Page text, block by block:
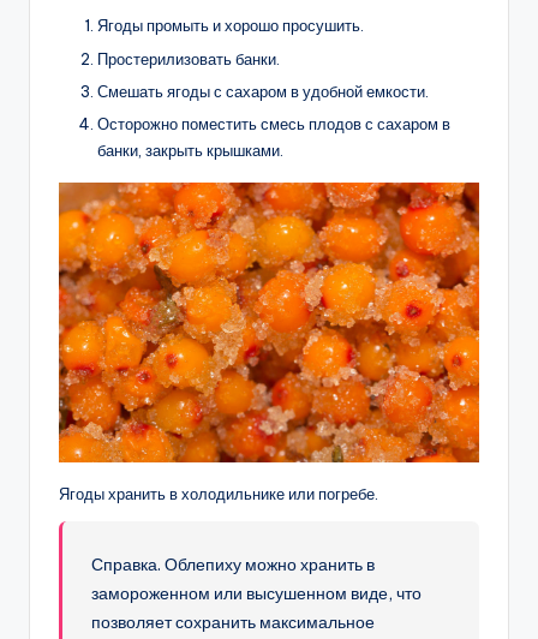
Ягоды промыть и хорошо просушить.
Простерилизовать банки.
Смешать ягоды с сахаром в удобной емкости.
Осторожно поместить смесь плодов с сахаром в
банки, закрыть крышками.
Ягоды хранить в холодильнике или погребе.
Справка. Облепиху можно хранить в
замороженном или высушенном виде, что
позволяет сохранить максимальное